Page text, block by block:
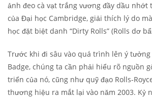
ảnh đeo cà vạt trắng vương đầy dầu nhớt
của Đại học Cambridge, giải thích lý do
học đặt biệt danh “Dirty Rolls” (Rolls dơ
Trước khi đi sâu vào quá trình lên ý tưởng
Badge, chúng ta cần phải hiểu rõ nguồn
triển của nó, cũng như quỹ đạo Rolls-
thương hiệu ra mắt lại vào năm 2003. Kỷ